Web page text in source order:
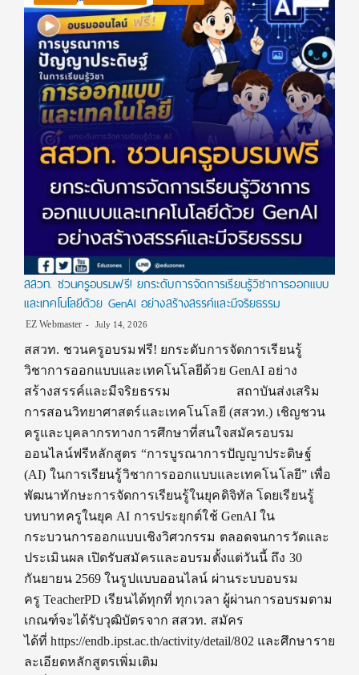
สสวท. ชวนครูอบรมฟรี! ยกระดับการจัดการเรียนรู้วิชาการออกแบบ
และเทคโนโลยีด้วย GenAI อย่างสร้างสรรค์และมีจริยธรรม
EZ Webmaster July 14, 2026
สสวท. ชวนครูอบรมฟรี! ยกระดับการจัดการเรียนรู้
วิชาการออกแบบและเทคโนโลยีด้วย GenAI อย่าง
สร้างสรรค์และมีจริยธรรม สถาบันส่งเสริม
การสอนวิทยาศาสตร์และเทคโนโลยี (สสวท.) เชิญชวน
ครูและบุคลากรทางการศึกษาที่สนใจสมัครอบรม
ออนไลน์ฟรีหลักสูตร “การบูรณาการปัญญาประดิษฐ์
(AI) ในการเรียนรู้วิชาการออกแบบและเทคโนโลยี” เพื่อ
พัฒนาทักษะการจัดการเรียนรู้ในยุคดิจิทัล โดยเรียนรู้
บทบาทครูในยุค AI การประยุกต์ใช้ GenAI ใน
กระบวนการออกแบบเชิงวิศวกรรม ตลอดจนการวัดและ
ประเมินผล เปิดรับสมัครและอบรมตั้งแต่วันนี้ ถึง 30
กันยายน 2569 ในรูปแบบออนไลน์ ผ่านระบบอบรม
ครู TeacherPD เรียนได้ทุกที่ ทุกเวลา ผู้ผ่านการอบรมตาม
เกณฑ์จะได้รับวุฒิบัตรจาก สสวท. สมัคร
ได้ที่ https://endb.ipst.ac.th/activity/detail/802 และศึกษาราย
ละเอียดหลักสูตรเพิ่มเติม